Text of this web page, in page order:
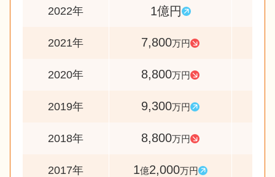
2022年 1億円
2021年 7,800万円
2020年 8,800万円
2019年 9,300万円
2018年 8,800万円
2017年 1億2,000万円